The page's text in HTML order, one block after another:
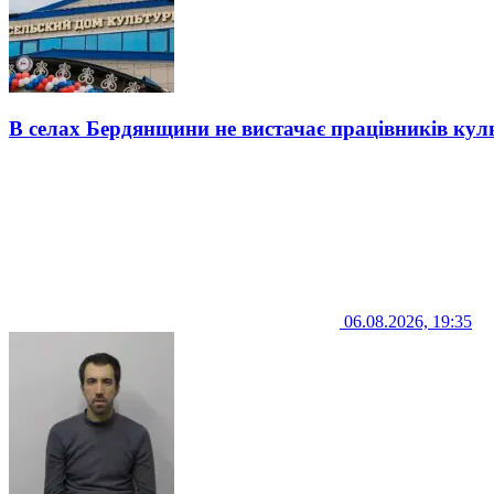
В селах Бердянщини не вистачає працівників
06.08.2026, 19:35